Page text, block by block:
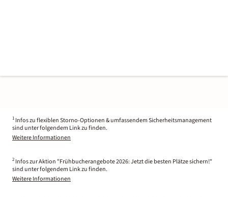
1 Infos zu flexiblen Storno-Optionen & umfassendem Sicherheitsmanagement
sind unter folgendem Link zu finden.
Weitere Informationen
2 Infos zur Aktion "Frühbucherangebote 2026: Jetzt die besten Plätze sichern!"
sind unter folgendem Link zu finden.
Weitere Informationen